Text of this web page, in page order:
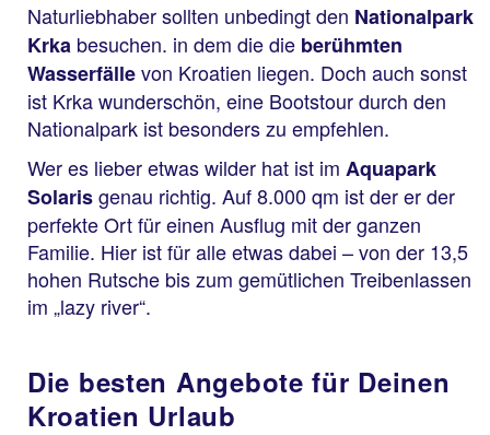
Naturliebhabersollten unbedingt den Nationalpark
Krka besuchen. in dem die die berühmten
Wasserfällevon Kroatien liegen. Doch auch sonst
ist Krka wunderschön, eine Bootstour durch den
Nationalpark ist besonders zu empfehlen.
Wer es lieber etwas wilder hat ist im Aquapark
Solarisgenau richtig. Auf 8.000 qm ist der er der
perfekte Ort für einen Ausflug mit der ganzen
Familie. Hier ist für alle etwas dabei – von der 13,5
hohen Rutsche bis zum gemütlichen Treibenlassen
im „lazy river“.
Die besten Angebote für Deinen
Kroatien Urlaub